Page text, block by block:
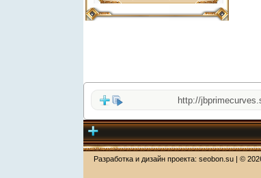
http://
Разработка и дизайн проекта: seobon.su | ©